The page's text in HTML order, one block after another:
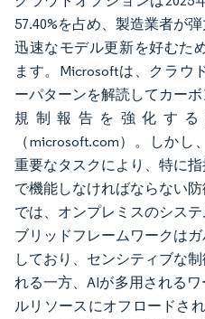
57.40%を占め、製造業者が
迅速なモデル更新を好むた
ます。Microsoftは、クラウ
ーパターンを解読してカー
規制報告を強化す
（microsoft.com）。しか
重要なタスクにより、特に
で機能しなければならない
では、オンプレミスのシス
ブリッドフレームワークは
しており、センシティブな
れる一方、AIが多用される
ルリソースにオフロードさ